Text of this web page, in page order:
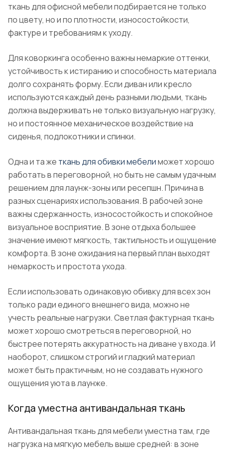
ткань для офисной мебели подбирается не только
по цвету, но и по плотности, износостойкости,
фактуре и требованиям к уходу.
Для коворкинга особенно важны немаркие оттенки,
устойчивость к истиранию и способность материала
долго сохранять форму. Если диван или кресло
используются каждый день разными людьми, ткань
должна выдерживать не только визуальную нагрузку,
но и постоянное механическое воздействие на
сиденья, подлокотники и спинки.
Одна и та же ткань для обивки мебелиможет хорошо
работать в переговорной, но быть не самым удачным
решением для лаунж-зоны или ресепшн. Причина в
разных сценариях использования. В рабочей зоне
важны сдержанность, износостойкость и спокойное
визуальное восприятие. В зоне отдыха большее
значение имеют мягкость, тактильность и ощущение
комфорта. В зоне ожидания на первый план выходят
немаркость и простота ухода.
Если использовать одинаковую обивку для всех зон
только ради единого внешнего вида, можно не
учесть реальные нагрузки. Светлая фактурная ткань
может хорошо смотреться в переговорной, но
быстрее потерять аккуратность на диване у входа. И
наоборот, слишком строгий и гладкий материал
может быть практичным, но не создавать нужного
ощущения уюта в лаунже.
Когда уместна антивандальная ткань
Антивандальная ткань для мебели уместна там, где
нагрузка на мягкую мебель выше средней: в зоне